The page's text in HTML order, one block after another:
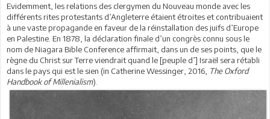
Evidemment, les relations des clergymen du Nouveau monde avec les
différents rites protestants d’Angleterre étaient étroites et contribuaient
à une vaste propagande en faveur de la réinstallation des juifs d’Europe
en Palestine. En 1878, la déclaration finale d’un congrès connu sous le
nom de Niagara Bible Conference affirmait, dans un de ses points, que le
règne du Christ sur Terre viendrait quand le [peuple d’] Israël sera rétabli
dans le pays qui est le sien (in Catherine Wessinger, 2016, The Oxford
Handbook of Millenialism).